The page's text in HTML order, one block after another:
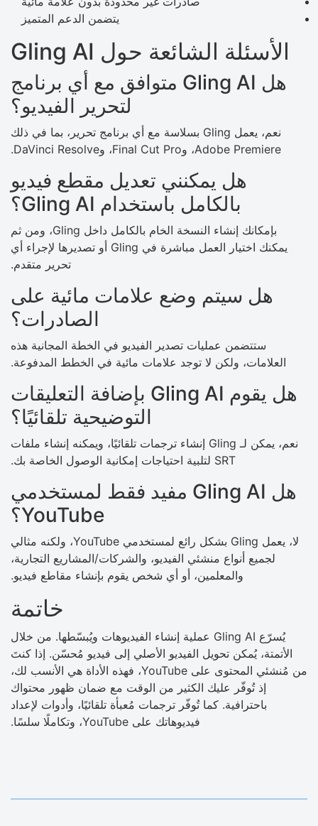
يتضمن الدعم المتميز
الأسئلة الشائعة حول Gling AI
هل Gling AI متوافق مع أي برنامج
لتحرير الفيديو؟
نعم، يعمل Gling بسلاسة مع أي برنامج تحرير، بما في ذلك
Adobe Premiere، وFinal Cut Pro، وDaVinci Resolve.
هل يمكنني تعديل مقطع فيديو
بالكامل باستخدام Gling AI؟
بإمكانك إنشاء النسخة الخام بالكامل داخل Gling، ومن ثم
يمكنك اختيار العمل مباشرة في Gling أو تصديرها لإجراء أي
تحرير متقدم.
هل سيتم وضع علامات مائية على
الصادرات؟
ستتضمن عمليات تصدير الفيديو في الخطة المجانية هذه
العلامات، ولكن لا توجد علامات مائية في الخطط المدفوعة.
هل يقوم Gling AI بإضافة التعليقات
التوضيحية تلقائيًا؟
نعم، يمكن لـ Gling إنشاء ترجمات تلقائيًا، ويمكنه إنشاء ملفات
SRT لتلبية احتياجات إمكانية الوصول الخاصة بك.
هل Gling AI مفيد فقط لمستخدمي
YouTube؟
لا، يعمل Gling بشكل رائع لمستخدمي YouTube، ولكنه مثالي
لجميع أنواع منشئي الفيديو، والشركات/المشاريع التجارية،
والمعلمين، أو أي شخص يقوم بإنشاء مقاطع فيديو.
خاتمة
يُسرّع Gling AI عملية إنشاء الفيديوهات ويُبسّطها. من خلال
الأتمتة، يُمكن تحويل الفيديو الأصلي إلى فيديو مُحسّن. إذا كنتَ
من مُنشئي المحتوى على YouTube، فهذه الأداة هي الأنسب لك،
إذ تُوفّر عليك الكثير من الوقت مع ضمان ظهور محتواك
باحترافية. كما تُوفّر ترجمات مُعبأة تلقائيًا، وأدوات لإعداد
فيديوهاتك على YouTube، وتكاملًا سلسًا.